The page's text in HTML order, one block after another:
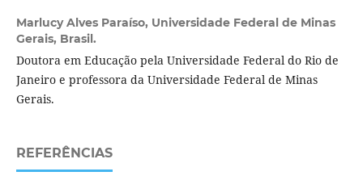
Marlucy Alves Paraíso, Universidade Federal de Minas
Gerais, Brasil.
Doutora em Educação pela Universidade Federal do Rio de
Janeiro e professora da Universidade Federal de Minas
Gerais.
REFERÊNCIAS